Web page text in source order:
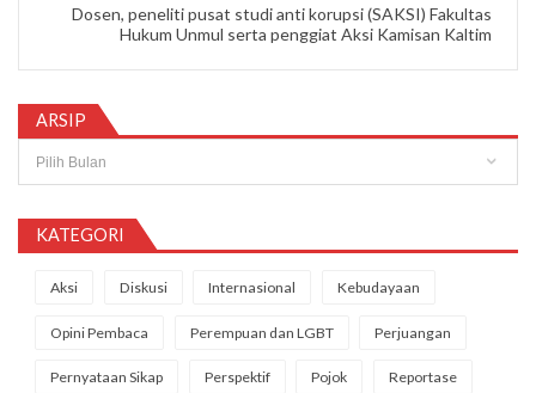
Dosen, peneliti pusat studi anti korupsi (SAKSI) Fakultas
Hukum Unmul serta penggiat Aksi Kamisan Kaltim
ARSIP
KATEGORI
Aksi Diskusi Internasional Kebudayaan
Opini Pembaca Perempuan dan LGBT Perjuangan
Pernyataan Sikap Perspektif Pojok Reportase